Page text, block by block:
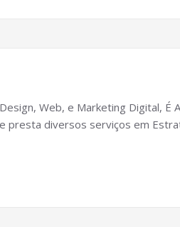
Web, e Marketing Digital, É
diversos serviços em